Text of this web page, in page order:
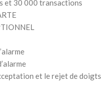
et 30 000 transactions
et le rejet de doigts